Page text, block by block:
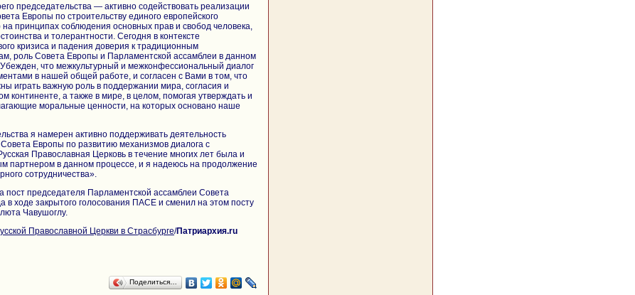
председательства — активно содействовать реализации
Европы по строительству единого европейского
на принципах соблюдения основных прав и свобод человека,
и толерантности. Сегодня в контексте
кризиса и падения доверия к традиционным
роль Совета Европы и Парламентской ассамблеи в данном
что межкультурный и межконфессиональный диалог
в нашей общей работе, и согласен с Вами в том, что
играть важную роль в поддержании мира, согласия и
континенте, а также в мире, в целом, помогая утверждать и
моральные ценности, на которых основано наше
я намерен активно поддерживать деятельность
Европы по развитию механизмов диалога с
Православная Церковь в течение многих лет была и
партнером в данном процессе, и я надеюсь на продолжение
сотрудничества».
председателя Парламентской ассамблеи Совета
в ходе закрытого голосования ПАСЕ и сменил на этом посту
Чавушоглу.
Православной Церкви в Страсбурге/Патриархия.ru
Поделиться…